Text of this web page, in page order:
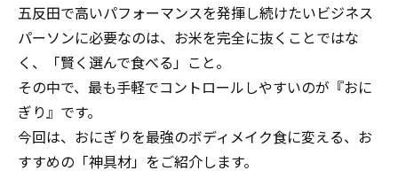
五反田で高いパフォーマンスを発揮し続けたいビジネス
パーソンに必要なのは、お米を完全に抜くことではな
く、「賢く選んで食べる」こと。
その中で、最も手軽でコントロールしやすいのが『おに
ぎり』です。
今回は、おにぎりを最強のボディメイク食に変える、お
すすめの「神具材」をご紹介します。